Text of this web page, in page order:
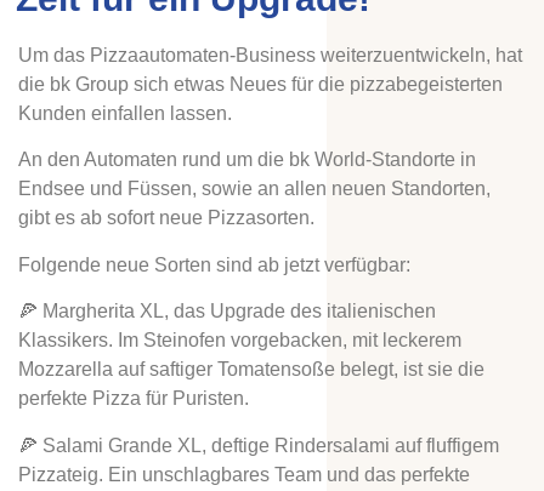
Um das Pizzaautomaten-Business weiterzuentwickeln, hat
die bk Group sich etwas Neues für die pizzabegeisterten
Kunden einfallen lassen.
An den Automaten rund um die bk World-Standorte in
Endsee und Füssen, sowie an allen neuen Standorten,
gibt es ab sofort neue Pizzasorten.
Folgende neue Sorten sind ab jetzt verfügbar:
🍕 Margherita XL, das Upgrade des italienischen
Klassikers. Im Steinofen vorgebacken, mit leckerem
Mozzarella auf saftiger Tomatensoße belegt, ist sie die
perfekte Pizza für Puristen.
🍕 Salami Grande XL, deftige Rindersalami auf fluffigem
Pizzateig. Ein unschlagbares Team und das perfekte